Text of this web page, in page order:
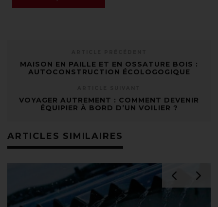
MAISON EN PAILLE ET EN OSSATURE BOIS :
AUTOCONSTRUCTION ÉCOLOGOGIQUE
VOYAGER AUTREMENT : COMMENT DEVENIR
ÉQUIPIER À BORD D’UN VOILIER ?
ARTICLES SIMILAIRES